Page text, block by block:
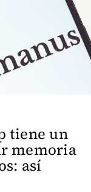
tiene un
memoria
así